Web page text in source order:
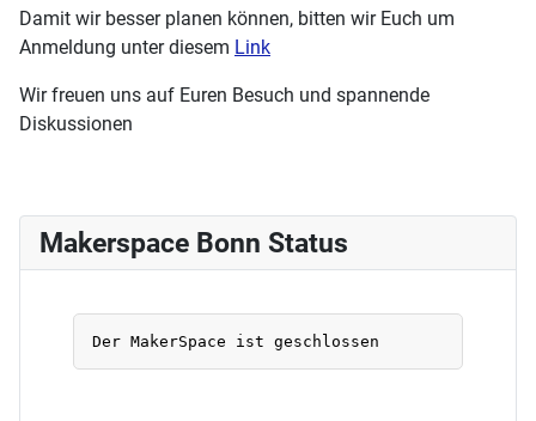
Damit wir besser planen können, bitten wir Euch um
Anmeldung unter diesem Link
Wir freuen uns auf Euren Besuch und spannende
Diskussionen
Makerspace Bonn Status